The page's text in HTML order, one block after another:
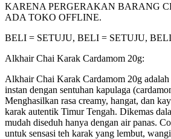
KARENA PERGERAKAN BARANG
ADA TOKO OFFLINE.
BELI = SETUJU, BELI = SETUJU,
Alkhair Chai Karak Cardamom 20g:
Alkhair Chai Karak Cardamom 20g
instan dengan sentuhan kapulaga
Menghasilkan rasa creamy, hangat, dan
karak autentik Timur Tengah. Dikemas
mudah diseduh hanya dengan air panas.
untuk sensasi teh karak yang lembut,